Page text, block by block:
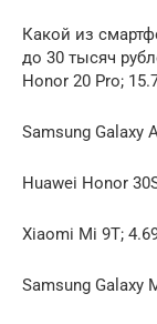
Какой из
до 30 тысяч
Honor 20 Pro;
Samsung Galaxy
Huawei Honor
Xiaomi Mi 9T;
Samsung Galaxy